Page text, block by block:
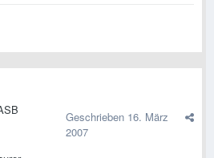
Geschrieben 16. März
2007